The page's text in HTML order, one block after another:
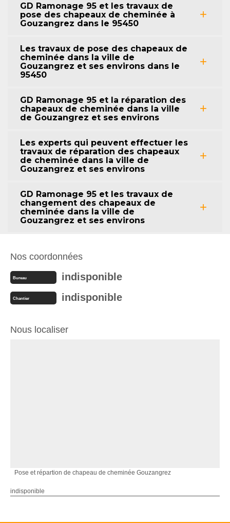
GD Ramonage 95 et les travaux de
pose des chapeaux de cheminée à
Gouzangrez dans le 95450
Les travaux de pose des chapeaux de
cheminée dans la ville de
Gouzangrez et ses environs dans le
95450
GD Ramonage 95 et la réparation des
chapeaux de cheminée dans la ville
de Gouzangrez et ses environs
Les experts qui peuvent effectuer les
travaux de réparation des chapeaux
de cheminée dans la ville de
Gouzangrez et ses environs
GD Ramonage 95 et les travaux de
changement des chapeaux de
cheminée dans la ville de
Gouzangrez et ses environs
Nos coordonnées
Bureau indisponible
Chantier indisponible
Nous localiser
Pose et répartion de chapeau de cheminée Gouzangrez
indisponible